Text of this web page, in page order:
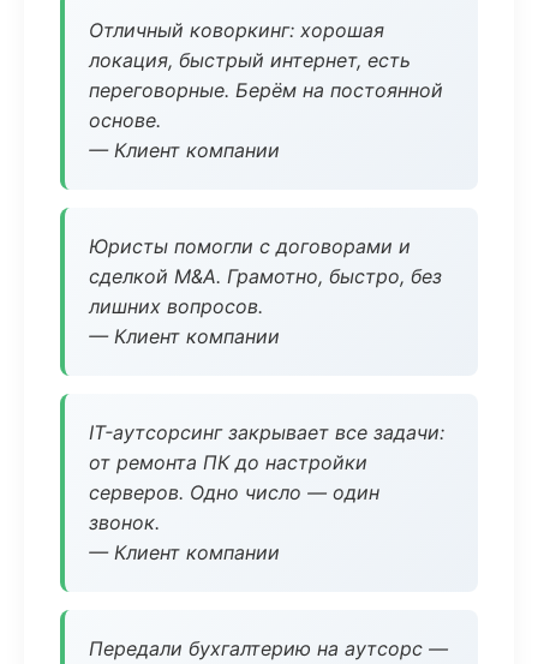
Отличный коворкинг: хорошая
локация, быстрый интернет, есть
переговорные. Берём на постоянной
основе.
— Клиент компании
Юристы помогли с договорами и
сделкой M&A. Грамотно, быстро, без
лишних вопросов.
— Клиент компании
IT-аутсорсинг закрывает все задачи:
от ремонта ПК до настройки
серверов. Одно число — один
звонок.
— Клиент компании
Передали бухгалтерию на аутсорс —